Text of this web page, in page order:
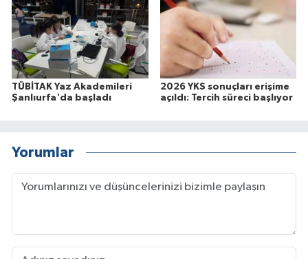
TÜBİTAK Yaz Akademileri
Şanlıurfa'da başladı
2026 YKS sonuçları erişime
açıldı: Tercih süreci başlıyor
Yorumlar